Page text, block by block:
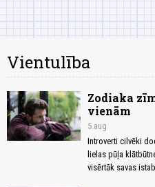
Vientulība
Zodiaka
vienām
5.aug
Introverti cilvēki
lielas pūļa
visērtāk savas